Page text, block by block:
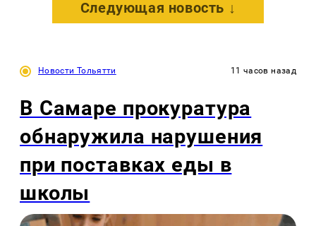
Следующая новость ↓
Новости Тольятти 11 часов назад
В Самаре прокуратура
обнаружила нарушения
при поставках еды в
школы